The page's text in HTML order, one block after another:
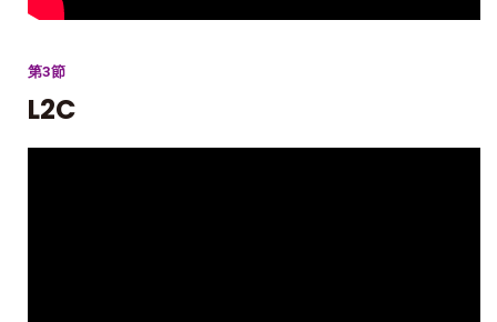
第3節
L2C